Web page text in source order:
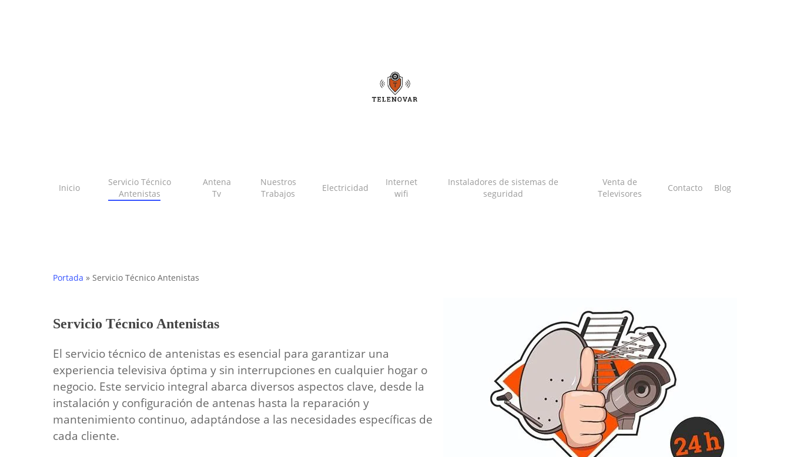
Inicio
Servicio Técnico
Antenistas
Antena
Tv
Nuestros
Trabajos
Electricidad
Internet
wifi
Instaladores de sistemas de
seguridad
Venta de
Televisores
Contacto Blog
Portada » Servicio Técnico Antenistas
Servicio Técnico Antenistas
El servicio técnico de antenistas es esencial para garantizar una
experiencia televisiva óptima y sin interrupciones en cualquier hogar o
negocio. Este servicio integral abarca diversos aspectos clave, desde la
instalación y configuración de antenas hasta la reparación y
mantenimiento continuo, adaptándose a las necesidades específicas de
cada cliente.